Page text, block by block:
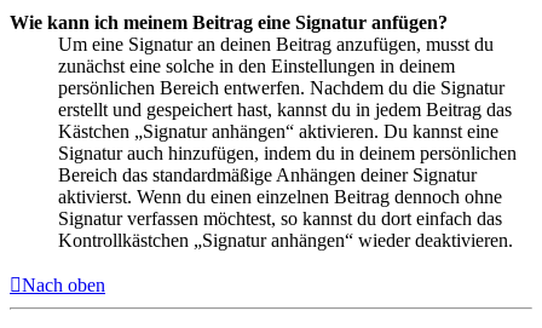
Wie kann ich meinem Beitrag eine Signatur anfügen?
Um eine Signatur an deinen Beitrag anzufügen, musst du
zunächst eine solche in den Einstellungen in deinem
persönlichen Bereich entwerfen. Nachdem du die Signatur
erstellt und gespeichert hast, kannst du in jedem Beitrag das
Kästchen „Signatur anhängen“ aktivieren. Du kannst eine
Signatur auch hinzufügen, indem du in deinem persönlichen
Bereich das standardmäßige Anhängen deiner Signatur
aktivierst. Wenn du einen einzelnen Beitrag dennoch ohne
Signatur verfassen möchtest, so kannst du dort einfach das
Kontrollkästchen „Signatur anhängen“ wieder deaktivieren.
Nach oben